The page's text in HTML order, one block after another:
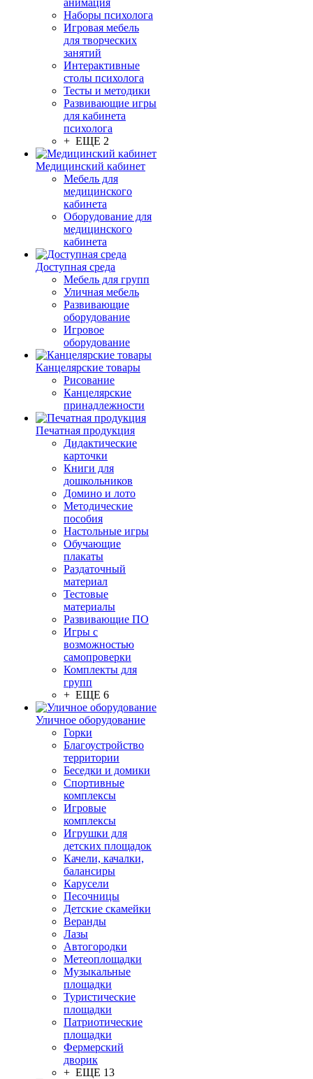
анимация
Наборы психолога
Игровая мебель
для творческих
занятий
Интерактивные
столы психолога
Тесты и методики
Развивающие игры
для кабинета
психолога
+ ЕЩЕ 2
Медицинский кабинет
Мебель для
медицинского
кабинета
Оборудование для
медицинского
кабинета
Доступная среда
Мебель для групп
Уличная мебель
Развивающие
оборудование
Игровое
оборудование
Канцелярские товары
Рисование
Канцелярские
принадлежности
Печатная продукция
Дидактические
карточки
Книги для
дошкольников
Домино и лото
Методические
пособия
Настольные игры
Обучающие
плакаты
Раздаточный
материал
Тестовые
материалы
Развивающие ПО
Игры с
возможностью
самопроверки
Комплекты для
групп
+ ЕЩЕ 6
Уличное оборудование
Горки
Благоустройство
территории
Беседки и домики
Спортивные
комплексы
Игровые
комплексы
Игрушки для
детских площадок
Качели, качалки,
балансиры
Карусели
Песочницы
Детские скамейки
Веранды
Лазы
Автогородки
Метеоплощадки
Музыкальные
площадки
Туристические
площадки
Патриотические
площадки
Фермерский
дворик
+ ЕЩЕ 13